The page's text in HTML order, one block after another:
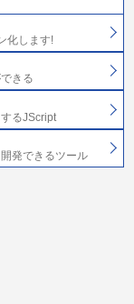
化します!
きる
るJScript
発できるツール